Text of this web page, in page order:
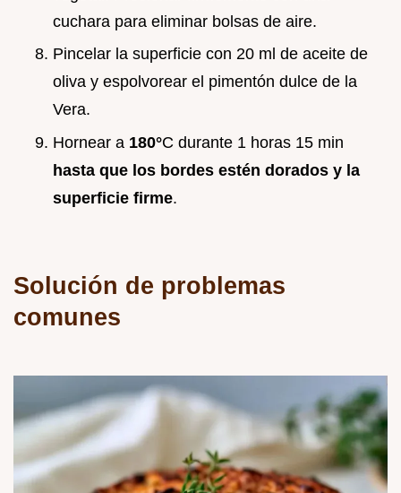
cuchara para eliminar bolsas de aire.
Pincelar la superficie con 20 ml de aceite de
oliva y espolvorear el pimentón dulce de la
Vera.
Hornear a 180°C durante 1 horas 15 min
hasta que los bordes estén dorados y la
superficie firme.
Solución de problemas
comunes